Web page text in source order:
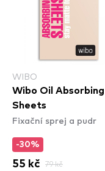
WIBO
Wibo Oil Absorbing
Sheets
Fixační sprej a pudr
-30%
55 kč 79 kč